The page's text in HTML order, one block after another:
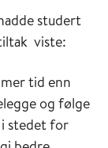
studert
viste:
tid enn
og følge
ste­det for